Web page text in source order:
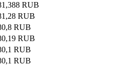
RUB
RUB
RUB
RUB
RUB
RUB